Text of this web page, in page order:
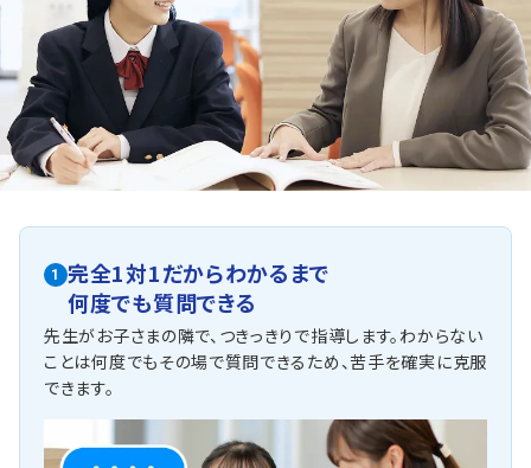
多くのお子さまが公立高校への進学を目指しています。公
立高校を目指すにあたって、内申点UPが不可欠になりま
す。
内申点UPコースでは、定期テストの得点をアップするため
に、学校の教材を使用した学習を繰り返し行う習慣づけ
や、解き方・考え方のサポートをします。
市内 全公立中学校【基礎固め】
勉強したのに結果が出ないのは、基礎が定着しておらず、
ていきます。集中的にとことん学習し、基礎の定着を図るこ
とで、できる単元を増やし点数アップを目指します。
他にも以下の学校に対応しています
磐田東中学校・福田中学校・豊田南中学校・南部中学校・竜洋中学
校・神明中学校・浜松日体中学校・浜松学芸中学校・浜松西高中等
部・附属浜松中学校 他
1
完全1対1だからわかるまで
何度でも質問できる
先生がお子さまの隣で、つきっきりで指導します。わからない
ことは何度でもその場で質問できるため、苦手を確実に克服
できます。